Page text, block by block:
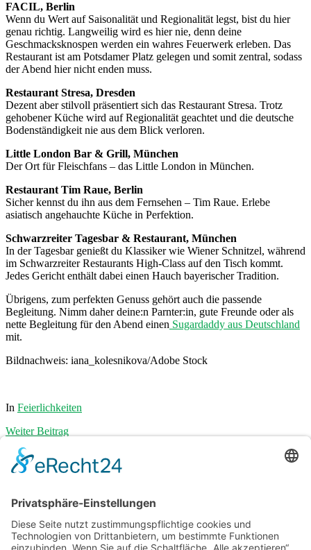
FACIL, Berlin
Wenn du Wert auf Saisonalität und Regionalität legst, bist du hier
genau richtig. Langweilig wird es hier nie, denn deine
Geschmacksknospen werden ein wahres Feuerwerk erleben. Das
Restaurant ist am Potsdamer Platz gelegen und somit zentral, sodass
der Abend hier nicht enden muss.
Restaurant Stresa, Dresden
Dezent aber stilvoll präsentiert sich das Restaurant Stresa. Trotz
gehobener Küche wird auf Regionalität geachtet und die deutsche
Bodenständigkeit nie aus dem Blick verloren.
Little London Bar & Grill, München
Der Ort für Fleischfans – das Little London in München.
Restaurant Tim Raue, Berlin
Sicher kennst du ihn aus dem Fernsehen – Tim Raue. Erlebe
asiatisch angehauchte Küche in Perfektion.
Schwarzreiter Tagesbar & Restaurant, München
In der Tagesbar genießt du Klassiker wie Wiener Schnitzel, während
im Schwarzreiter Restaurants High-Class auf den Tisch kommt.
Jedes Gericht enthält dabei einen Hauch bayerischer Tradition.
Übrigens, zum perfekten Genuss gehört auch die passende
Begleitung. Nimm daher deine:n Parnter:in, gute Freunde oder als
nette Begleitung für den Abend einen Sugardaddy aus Deutschland
mit.
Bildnachweis: iana_kolesnikova/Adobe Stock
In Feierlichkeiten
WeiterBeitrag
Zurück
Traumhaft heiraten in Flensburg: Tipps
zur perfekten Hochzeitslocation